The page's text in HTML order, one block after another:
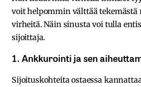
voit helpommin välttää tekemästä
virheitä. Näin sinusta voi tulla
sijoittaja.
1. Ankkurointi ja sen
Sijoituskohteita ostaessa